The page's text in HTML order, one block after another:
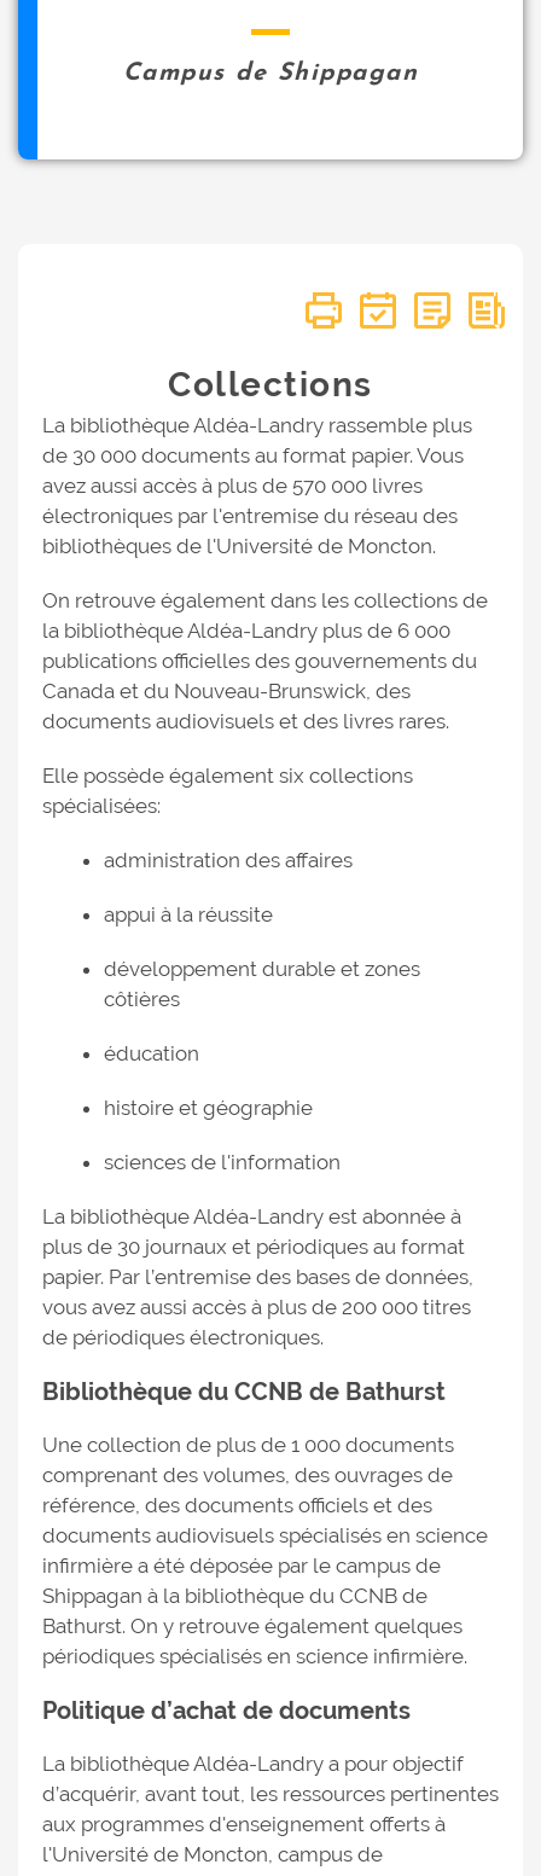
Campus de Shippagan
Collections
La bibliothèque Aldéa-Landry rassemble plus
de 30 000 documents au format papier. Vous
avez aussi accès à plus de 570 000 livres
électroniques par l'entremise du réseau des
bibliothèques de l'Université de Moncton.
On retrouve également dans les collections de
la bibliothèque Aldéa-Landry plus de 6 000
publications officielles des gouvernements du
Canada et du Nouveau-Brunswick, des
documents audiovisuels et des livres rares.
Elle possède également six collections
spécialisées:
administration des affaires
appui à la réussite
développement durable et zones
côtières
éducation
histoire et géographie
sciences de l'information
La bibliothèque Aldéa-Landry est abonnée à
plus de 30 journaux et périodiques au format
papier. Par l’entremise des bases de données,
vous avez aussi accès à plus de 200 000 titres
de périodiques électroniques.
Bibliothèque du CCNB de Bathurst
Une collection de plus de 1 000 documents
comprenant des volumes, des ouvrages de
référence, des documents officiels et des
documents audiovisuels spécialisés en science
infirmière a été déposée par le campus de
Shippagan à la bibliothèque du CCNB de
Bathurst. On y retrouve également quelques
périodiques spécialisés en science infirmière.
Politique d’achat de documents
La bibliothèque Aldéa-Landry a pour objectif
d’acquérir, avant tout, les ressources pertinentes
aux programmes d'enseignement offerts à
l'Université de Moncton, campus de